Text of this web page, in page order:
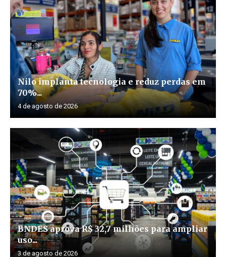
Nilo implanta tecnologia e reduz perdas em
70%...
4 de agosto de 2026
BNDES aprova R$ 32,7 milhões para ampliar
uso...
3 de agosto de 2026